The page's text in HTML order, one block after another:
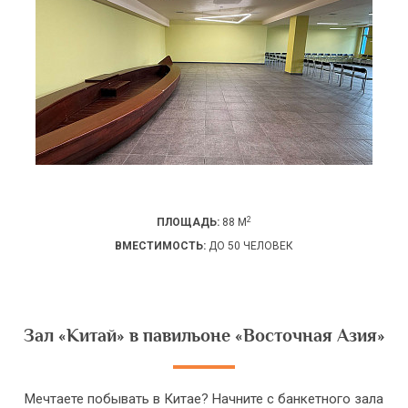
ПЛОЩАДЬ: 88 М 2
ВМЕСТИМОСТЬ: ДО 50 ЧЕЛОВЕК
Зал «Китай» в павильоне «Восточная Азия»
Мечтаете побывать в Китае? Начните с банкетного зала